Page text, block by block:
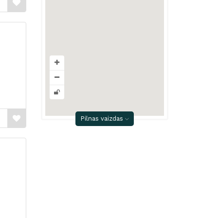
Pilnas vaizdas